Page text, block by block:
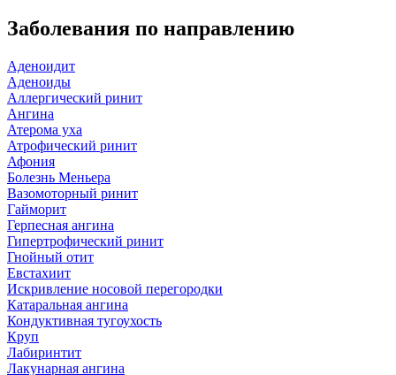
Заболевания по направлению
Аденоидит
Аденоиды
Аллергический ринит
Ангина
Атерома уха
Атрофический ринит
Афония
Болезнь Меньера
Вазомоторный ринит
Гайморит
Герпесная ангина
Гипертрофический ринит
Гнойный отит
Евстахиит
Искривление носовой перегородки
Катаральная ангина
Кондуктивная тугоухость
Круп
Лабиринтит
Лакунарная ангина